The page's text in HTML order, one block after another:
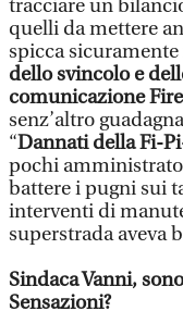
tracciare un
quelli da mettere
spicca
dello svincolo e
comunicazione
senz’altro
“Dannati della Fi-
pochi
battere i pugni sui
interventi di
superstrada aveva
Sindaca Vanni,
Sensazioni?